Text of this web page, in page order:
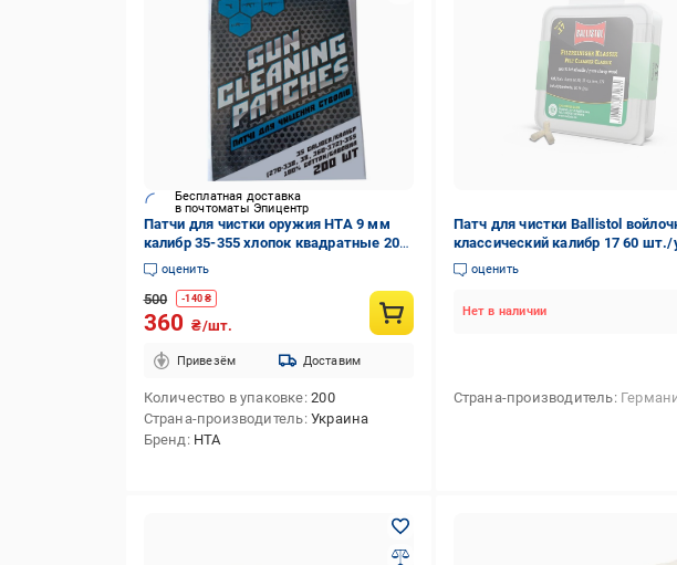
Бесплатная доставка
в почтоматы Эпицентр
Патчи для чистки оружия HTA 9 мм
калибр 35-355 хлопок квадратные 200
шт. (HTA4232)
оценить
500 -140₴
360 ₴/шт.
Привезём Доставим
Количество в упаковке 200
Страна-производитель Украина
Бренд HTA
Патч для чистки Ballistol
классический калибр 17 60 шт./
(71309)
оценить
Нет в наличии
Страна-производитель